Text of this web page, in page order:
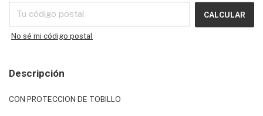
CALCULAR
No sé mi código postal
Descripción
CON PROTECCION DE TOBILLO